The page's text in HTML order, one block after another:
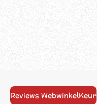
Reviews WebwinkelKeur